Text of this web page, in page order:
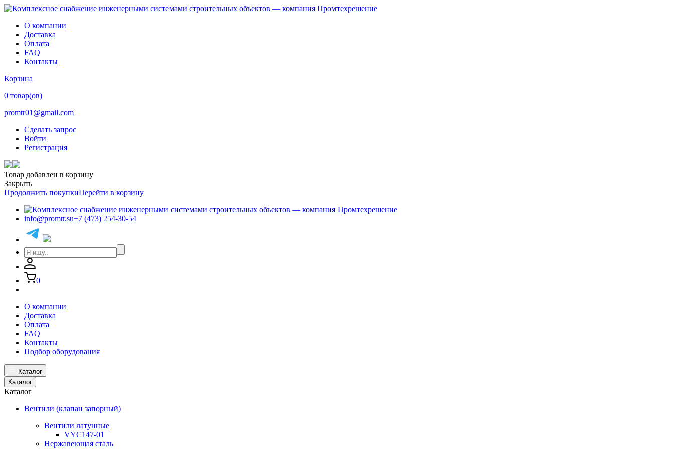
О компании
Доставка
Оплата
FAQ
Контакты
Корзина
0 товар(ов)
promtr01@gmail.com
Сделать запрос
Войти
Регистрация
Товар добавлен в корзину
Закрыть
Продолжить покупкиПерейти в корзину
info@promtr.su+7 (473) 254-30-54
0
О компании
Доставка
Оплата
FAQ
Контакты
Подбор оборудования
Каталог
Каталог
Каталог
Вентили (клапан запорный)
Вентили латунные
VYC147-01
Нержавеющая сталь